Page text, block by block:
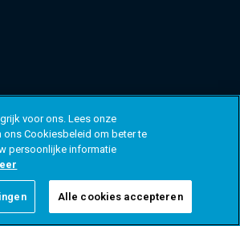
voor ons. Lees onze
ons Cookiesbeleid om beter te
persoonlijke informatie
Alle cookies accepteren